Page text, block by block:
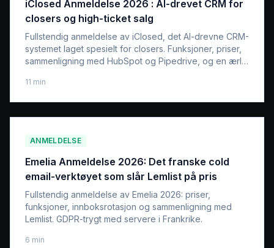
iClosed Anmeldelse 2026 : AI-drevet CRM for
closers og high-ticket salg
Fullstendig anmeldelse av iClosed, det AI-drevne CRM-
systemet laget spesielt for closers. Funksjoner, priser,
sammenligning med HubSpot og Pipedrive, og en ærlig
11 min
ANMELDELSE
Emelia Anmeldelse 2026: Det franske cold
email-verktøyet som slår Lemlist på pris
Fullstendig anmeldelse av Emelia 2026: priser,
funksjoner, innboksrotasjon og sammenligning med
Lemlist. GDPR-trygt med servere i Frankrike.
6 min